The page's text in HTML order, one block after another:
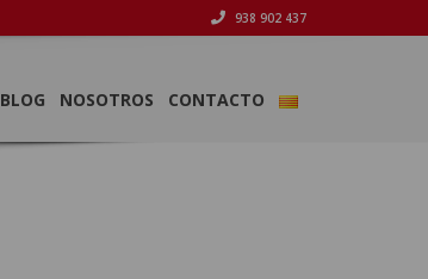
938 902 437
BLOG NOSOTROS CONTACTO